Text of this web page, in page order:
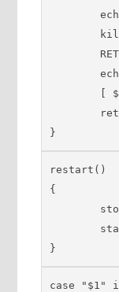
echo -n
[
return
}
restart()
{
}
case "$1"